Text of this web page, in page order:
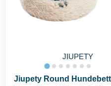
JIUPETY
Jiupety Round